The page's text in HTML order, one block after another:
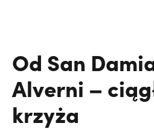
Od San
Alverni –
krzyża